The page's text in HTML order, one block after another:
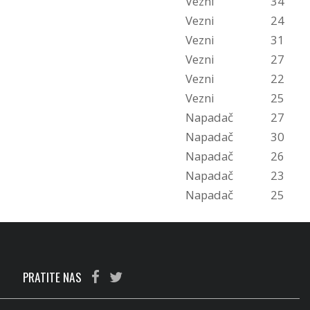
Vezni
24
Vezni
31
Vezni
27
Vezni
22
Vezni
25
Napadač
27
Napadač
30
Napadač
26
Napadač
23
Napadač 25
PRATITE NAS